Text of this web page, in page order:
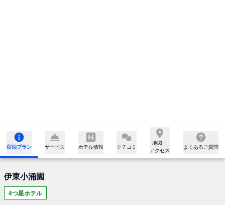
宿泊プラン サービス ホテル情報 クチコミ
地図・
アクセス
よくあるご質問
伊東小涌園
4つ星ホテル